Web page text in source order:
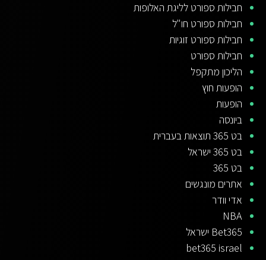
חבילות ספורט לליגת האלופות
חבילות ספורט חו"ל
חבילות ספורט זוגיות
חבילות ספורט
הליכון מתקפל
הופעות חוץ
הופעות
ביונסה
בט 365 תוצאות בעברית
בט 365 ישראל
בט 365
אתרים מונגשים
אדי וודר
NBA
Bet365 ישראל
bet365 israel